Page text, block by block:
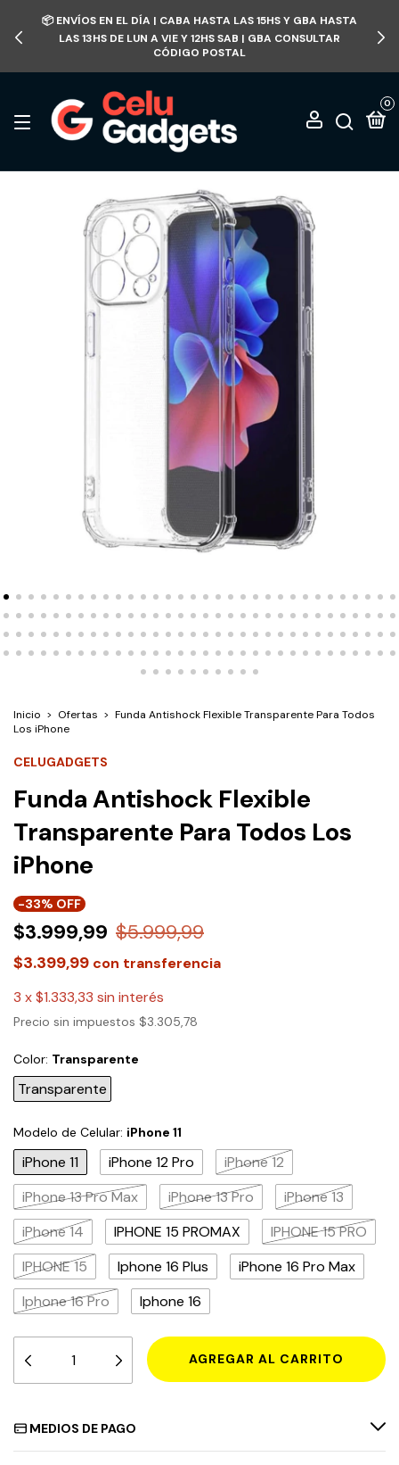
📦 ENVÍOS EN EL DÍA | CABA HASTA LAS 15HS Y GBA HASTA
LAS 13HS DE LUN A VIE Y 12HS SAB | GBA CONSULTAR
CÓDIGO POSTAL
0
Inicio > Ofertas > Funda Antishock Flexible Transparente Para Todos
Los iPhone
CELUGADGETS
Funda Antishock Flexible
Transparente Para Todos Los
iPhone
-33% OFF
$3.999,99 $5.999,99
$3.399,99 con transferencia
3 x$1.333,33 sin interés
Precio sin impuestos $3.305,78
Color: Transparente
Transparente
Modelo de Celular: iPhone 11
iPhone 11 iPhone 12 Pro
iPhone 12
iPhone 13 Pro Max
iPhone 13 Pro
iPhone 13
iPhone 14
IPHONE 15 PROMAX
IPHONE 15 PRO
IPHONE 15
Iphone 16 Plus
iPhone 16 Pro Max
Iphone 16 Pro
Iphone 16
MEDIOS DE PAGO